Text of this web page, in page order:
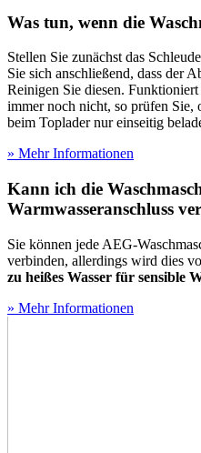
Was tun, wenn die
Stellen Sie zunächst das
Sie sich anschließend, dass der
Reinigen Sie diesen.
immer noch nicht, so prüfen Sie,
beim Toplader nur einseitig
» Mehr Informationen
Kann ich die
Warmwasseranschluss
Sie können jede AEG-
verbinden, allerdings wird dies
zu heißes Wasser für sensible
» Mehr Informationen